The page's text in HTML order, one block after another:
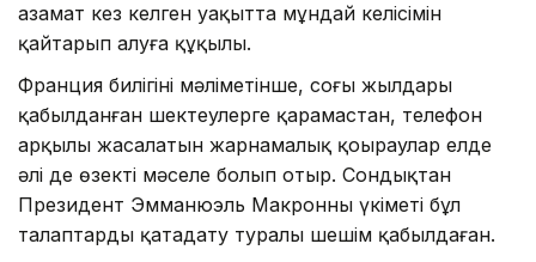
азамат кез келген уақытта мұндай келісімін
қайтарып алуға құқылы.
Франция билігінің мәліметінше, соңғы жылдары
қабылданған шектеулерге қарамастан, телефон
арқылы жасалатын жарнамалық қоңыраулар елде
әлі де өзекті мәселе болып отыр. Сондықтан
Президент Эмманюэль Макронның үкіметі бұл
талаптарды қатаңдату туралы шешім қабылдаған.